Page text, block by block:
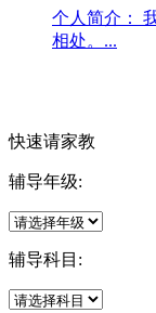
个人简介：
相处。...
快速请家教
辅导年级:
辅导科目: